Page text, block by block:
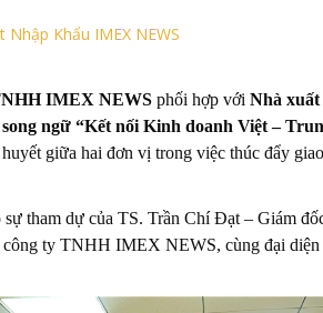
Khẩu IMEX NEWS
IMEX NEWS phối hợp với Nhà xuất
ngữ “Kết nối Kinh doanh Việt –
giữa hai đơn vị trong việc thúc đẩy
tham dự của TS. Trần Chí Đạt – Giám
ty TNHH IMEX NEWS, cùng đại diện